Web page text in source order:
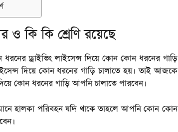
ও কি কি শ্রেণি রয়েছে
ড্রাইভিং লাইসেন্স দিয়ে কোন কোন ধরনের গাড়ি
দিয়ে কোন ধরনের গাড়ি চালাতে হয়। তাই আজকে
কোন ধরনের গাড়ি আপনি চালাতে পারবেন।
হালকা পরিবহন যদি থাকে তাহলে আপনি কোন কোন